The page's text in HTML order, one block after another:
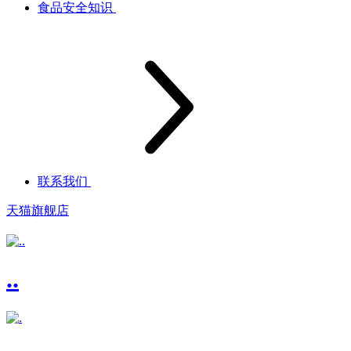
食品安全知识
联系我们
天猫旗舰店
..